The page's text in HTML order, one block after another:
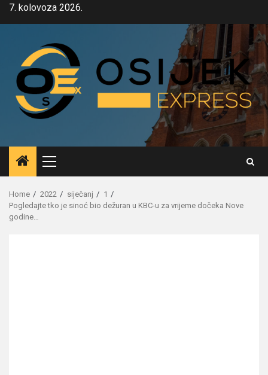
Skip7. kolovoza 2026.
Primary
Menu
Home 2022 siječanj
1
Pogledajte tko je sinoć bio dežuran u KBC-u za vrijeme dočeka Nove
godine…